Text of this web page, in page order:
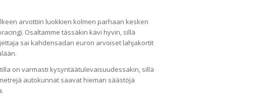
arvottiin luokkien kolmen parhaan kesken
Osaltamme tässäkin kävi hyvin, sillä
sai kahdensadan euron arvoiset lahjakortit
on varmasti kysyntäätulevaisuudessakin, sillä
autokunnat saavat hieman säästöjä